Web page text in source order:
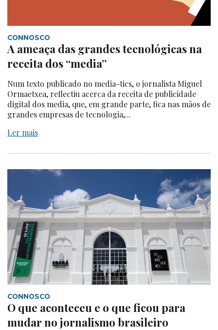
CONNOSCO
A ameaça das grandes tecnológicas na
receita dos “media”
Num texto publicado no media-tics, o jornalista Miguel
Ormaetxea, reflectiu acerca da receita de publicidade
digital dos media, que, em grande parte, fica nas mãos de
grandes empresas de tecnologia,...
Ler mais
CONNOSCO
O que aconteceu e o que ficou para
mudar no jornalismo brasileiro